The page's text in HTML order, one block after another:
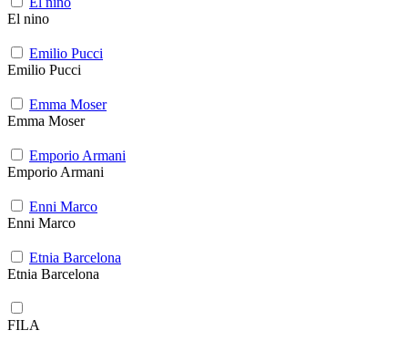
El nino
Emilio Pucci
Emilio Pucci
Emma Moser
Emma Moser
Emporio Armani
Emporio Armani
Enni Marco
Enni Marco
Etnia Barcelona
Etnia Barcelona
FILA